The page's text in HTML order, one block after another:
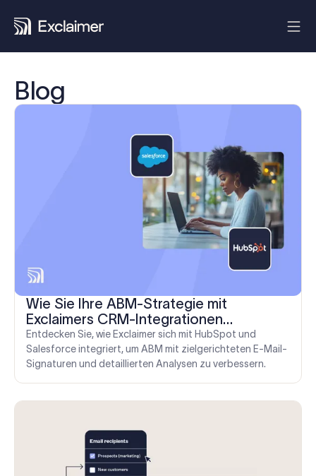
Blog
Wie Sie Ihre ABM-Strategie mit
Exclaimers CRM-Integrationen
verbessern
Entdecken Sie, wie Exclaimer sich mit HubSpot und
Salesforce integriert, um ABM mit zielgerichteten E-Mail-
Signaturen und detaillierten Analysen zu verbessern.